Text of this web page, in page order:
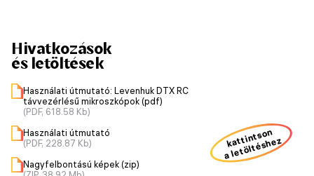
Hivatkozások
és letöltések
Használati útmutató: Levenhuk DTX RC
távvezérlésű mikroszkópok (pdf)
(PDF, 618.58 Kb)
Használati útmutató
(PDF, 228.87 Kb)
Nagyfelbontású képek (zip)
kattintson
a letöltéshez